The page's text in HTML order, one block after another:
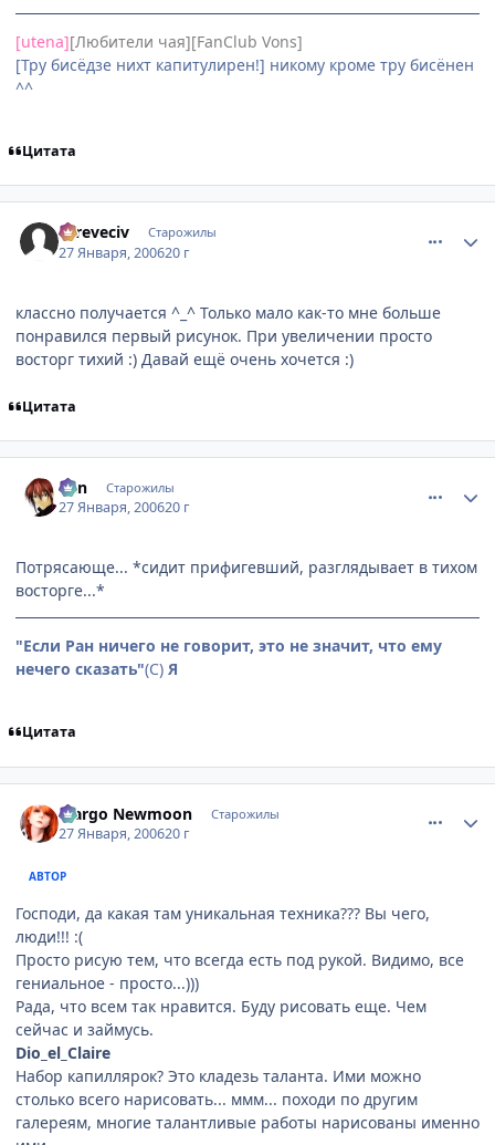
[utena][Любители чая][FanClub Vons]
[Тру бисёдзе нихт капитулирен!] никому кроме тру бисёнен
^^
Цитата
asreveciv Старожилы
27 Января, 200620 г
классно получается ^_^ Только мало как-то мне больше
понравился первый рисунок. При увеличении просто
восторг тихий :) Давай ещё очень хочется :)
Цитата
Ran Старожилы
27 Января, 200620 г
Потрясающе... *сидит прифигевший, разглядывает в тихом
восторге...*
"Если Ран ничего не говорит, это не значит, что ему
нечего сказать"(С) Я
Цитата
Margo Newmoon Старожилы
27 Января, 200620 г
АВТОР
Господи, да какая там уникальная техника??? Вы чего,
люди!!! :(
Просто рисую тем, что всегда есть под рукой. Видимо, все
гениальное - просто...)))
Рада, что всем так нравится. Буду рисовать еще. Чем
сейчас и займусь.
Dio_el_Claire
Набор капиллярок? Это кладезь таланта. Ими можно
столько всего нарисовать... ммм... походи по другим
галереям, многие талантливые работы нарисованы именно